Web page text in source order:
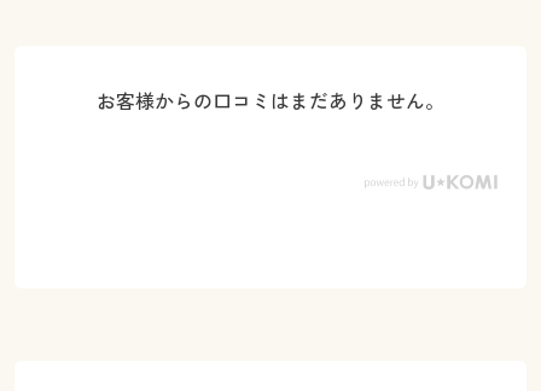
お客様からの口コミはまだありません。